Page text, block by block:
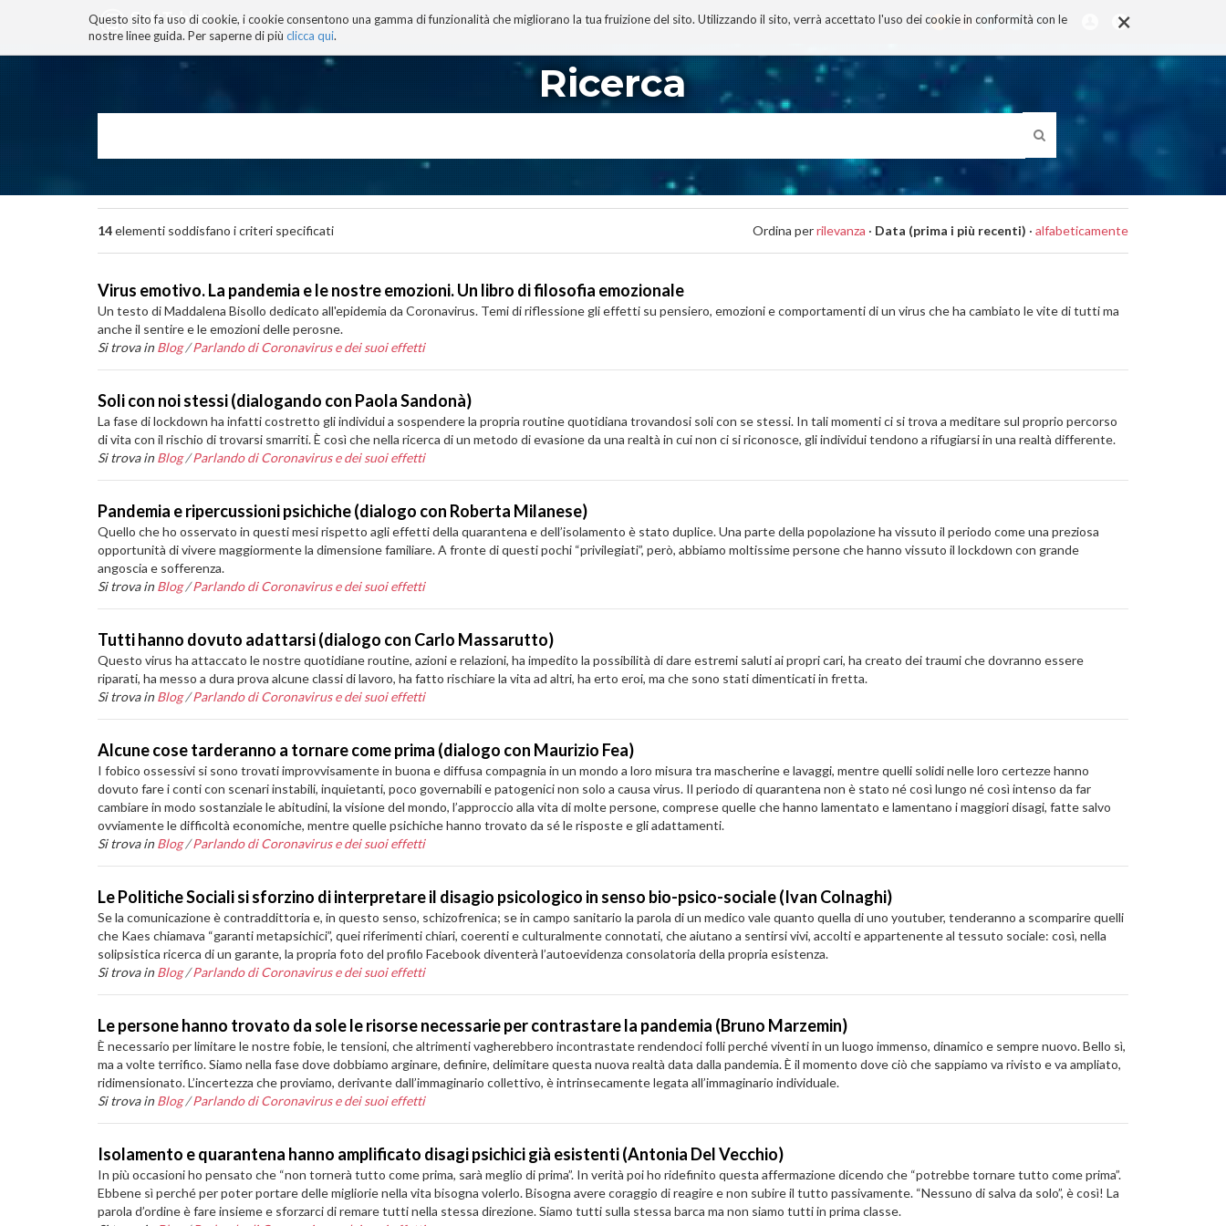
×
Questo sito fa uso di cookie, i cookie consentono una gamma di funzionalità che migliorano la tua fruizione del sito. Utilizzando il sito, verrà accettato l'uso dei cookie in conformità con le
nostre linee guida. Per saperne di più clicca qui.
BLOG TECNOCONSAPEVOLEZZA TECNOBIBLIOGRAFIA I MIEI LIBRI PROGETTO
navigazione
Ricerca
14elementi soddisfano i criteri specificati Ordina perrilevanza · Data (prima i più recenti) · alfabeticamente
Virus emotivo. La pandemia e le nostre emozioni. Un libro di filosofia emozionale
Un testo di Maddalena Bisollo dedicato all'epidemia da Coronavirus. Temi di riflessione gli effetti su pensiero, emozioni e comportamenti di un virus che ha cambiato le vite di tutti ma
anche il sentire e le emozioni delle perosne.
Si trova in Blog /Parlando di Coronavirus e dei suoi effetti
Soli con noi stessi (dialogando con Paola Sandonà)
La fase di lockdown ha infatti costretto gli individui a sospendere la propria routine quotidiana trovandosi soli con se stessi. In tali momenti ci si trova a meditare sul proprio percorso
di vita con il rischio di trovarsi smarriti. È così che nella ricerca di un metodo di evasione da una realtà in cui non ci si riconosce, gli individui tendono a rifugiarsi in una realtà differente.
Si trova in Blog /Parlando di Coronavirus e dei suoi effetti
Pandemia e ripercussioni psichiche (dialogo con Roberta Milanese)
Quello che ho osservato in questi mesi rispetto agli effetti della quarantena e dell’isolamento è stato duplice. Una parte della popolazione ha vissuto il periodo come una preziosa
opportunità di vivere maggiormente la dimensione familiare. A fronte di questi pochi “privilegiati”, però, abbiamo moltissime persone che hanno vissuto il lockdown con grande
angoscia e sofferenza.
Si trova in Blog /Parlando di Coronavirus e dei suoi effetti
Tutti hanno dovuto adattarsi (dialogo con Carlo Massarutto)
Questo virus ha attaccato le nostre quotidiane routine, azioni e relazioni, ha impedito la possibilità di dare estremi saluti ai propri cari, ha creato dei traumi che dovranno essere
riparati, ha messo a dura prova alcune classi di lavoro, ha fatto rischiare la vita ad altri, ha erto eroi, ma che sono stati dimenticati in fretta.
Si trova in Blog /Parlando di Coronavirus e dei suoi effetti
Alcune cose tarderanno a tornare come prima (dialogo con Maurizio Fea)
I fobico ossessivi si sono trovati improvvisamente in buona e diffusa compagnia in un mondo a loro misura tra mascherine e lavaggi, mentre quelli solidi nelle loro certezze hanno
dovuto fare i conti con scenari instabili, inquietanti, poco governabili e patogenici non solo a causa virus. Il periodo di quarantena non è stato né così lungo né così intenso da far
cambiare in modo sostanziale le abitudini, la visione del mondo, l’approccio alla vita di molte persone, comprese quelle che hanno lamentato e lamentano i maggiori disagi, fatte salvo
ovviamente le difficoltà economiche, mentre quelle psichiche hanno trovato da sé le risposte e gli adattamenti.
Si trova in Blog /Parlando di Coronavirus e dei suoi effetti
Le Politiche Sociali si sforzino di interpretare il disagio psicologico in senso bio-psico-sociale (Ivan Colnaghi)
Se la comunicazione è contraddittoria e, in questo senso, schizofrenica; se in campo sanitario la parola di un medico vale quanto quella di uno youtuber, tenderanno a scomparire quelli
che Kaes chiamava “garanti metapsichici”, quei riferimenti chiari, coerenti e culturalmente connotati, che aiutano a sentirsi vivi, accolti e appartenente al tessuto sociale: così, nella
solipsistica ricerca di un garante, la propria foto del profilo Facebook diventerà l’autoevidenza consolatoria della propria esistenza.
Si trova in Blog /Parlando di Coronavirus e dei suoi effetti
Le persone hanno trovato da sole le risorse necessarie per contrastare la pandemia (Bruno Marzemin)
È necessario per limitare le nostre fobie, le tensioni, che altrimenti vagherebbero incontrastate rendendoci folli perché viventi in un luogo immenso, dinamico e sempre nuovo. Bello sì,
ma a volte terrifico. Siamo nella fase dove dobbiamo arginare, definire, delimitare questa nuova realtà data dalla pandemia. È il momento dove ciò che sappiamo va rivisto e va ampliato,
ridimensionato. L’incertezza che proviamo, derivante dall’immaginario collettivo, è intrinsecamente legata all’immaginario individuale.
Si trova in Blog /Parlando di Coronavirus e dei suoi effetti
Isolamento e quarantena hanno amplificato disagi psichici già esistenti (Antonia Del Vecchio)
In più occasioni ho pensato che “non tornerà tutto come prima, sarà meglio di prima”. In verità poi ho ridefinito questa affermazione dicendo che “potrebbe tornare tutto come prima”.
Ebbene sì perché per poter portare delle migliorie nella vita bisogna volerlo. Bisogna avere coraggio di reagire e non subire il tutto passivamente. “Nessuno di salva da solo”, è così! La
parola d’ordine è fare insieme e sforzarci di remare tutti nella stessa direzione. Siamo tutti sulla stessa barca ma non siamo tutti in prima classe.